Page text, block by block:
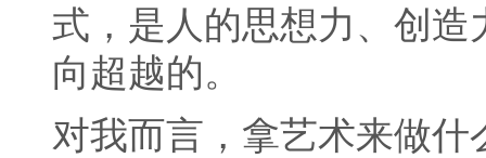
式，是人的思想力、创
向超越的。
对我而言，拿艺术来做